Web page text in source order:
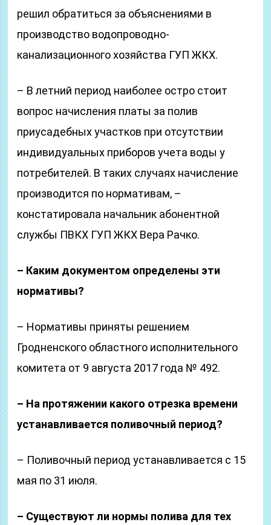
решил обратиться за объяснениями в
производство водопроводно-
канализационного хозяйства ГУП ЖКХ.
– В летний период наиболее остро стоит
вопрос начисления платы за полив
приусадебных участков при отсутствии
индивидуальных приборов учета воды у
потребителей. В таких случаях начисление
производится по нормативам, –
констатировала начальник абонентной
службы ПВКХ ГУП ЖКХ Вера Рачко.
– Каким документом определены эти
нормативы?
– Нормативы приняты решением
Гродненского областного исполнительного
комитета от 9 августа 2017 года № 492.
– На протяжении какого отрезка времени
устанавливается поливочный период?
– Поливочный период устанавливается с 15
мая по 31 июля.
– Существуют ли нормы полива для тех